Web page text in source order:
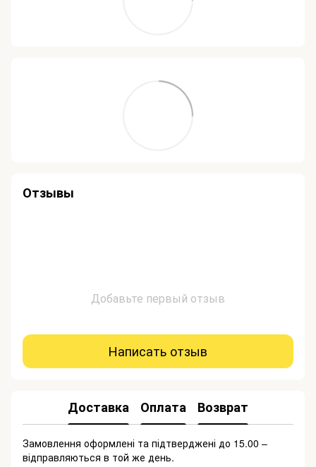
Отзывы
Добавьте первый отзыв
Написать отзыв
Доставка Оплата Возврат
Замовлення оформлені та підтверджені до 15.00 –
відправляються в той же день.